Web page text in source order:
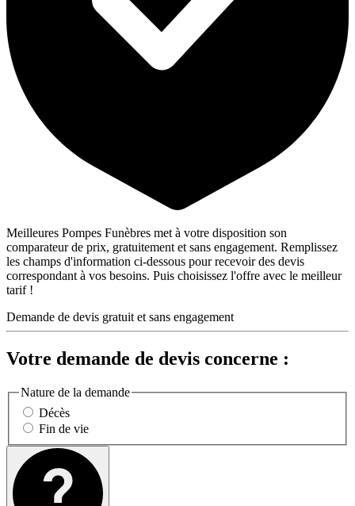
Meilleures Pompes Funèbres met à votre disposition son
comparateur de prix, gratuitement et sans engagement. Remplissez
les champs d'information ci-dessous pour recevoir des devis
correspondant à vos besoins. Puis choisissez l'offre avec le meilleur
tarif !
Demande de devis gratuit et sans engagement
Votre demande de devis concerne :
Nature de la demande
Décès
Fin de vie